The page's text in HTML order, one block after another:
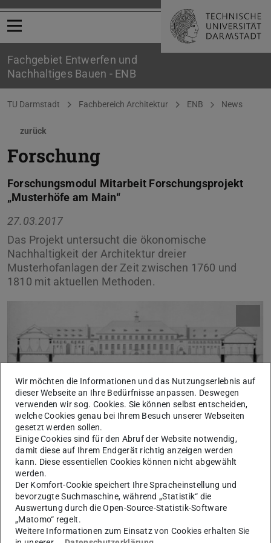
Menü öffnen
Fachgebiet Entwerfen und
Nachhaltiges Bauen - ENB
Sie befinden sich hier:
TU Darmstadt Fachbereich Architektur ENB News
zurück
Forschung
Forschungsmodul Mitarbeit Forschungsprojekt
„Musterhöfe am Main“
27.03.2017
Das Projekt untersucht die ökonomische
Nachhaltigkeit der Architektur dreier
Musterhofanlagen der Zeit zwischen 1760 und
1810 mit aktuellen Methoden.
Bildquelle: Institut für Stadtgeschichte Frankfurt a.M., BA, Regal
B 109.
Die bauhistorische Fragestellung ist, ob ihre
„Landbaukunst“ tatsächlich gegenüber dem traditionellen
ländlichen Bauen vorbildlich war und welches Potential
sie für das kommende Bauen eröffnete.
Tätigkeiten:
- Bauaufnahme / Planzeichnung / Massenaufnahme
Wir möchten die Informationen und das Nutzungserlebnis auf
dieser Webseite an Ihre Bedürfnisse anpassen. Deswegen
verwenden wir sog. Cookies. Sie können selbst entscheiden,
welche Cookies genau bei Ihrem Besuch unserer Webseiten
gesetzt werden sollen.
Einige Cookies sind für den Abruf der Website notwendig,
damit diese auf Ihrem Endgerät richtig anzeigen werden
kann. Diese essentiellen Cookies können nicht abgewählt
werden.
Der Komfort-Cookie speichert Ihre Spracheinstellung und
bevorzugte Suchmaschine, während „Statistik“ die
Auswertung durch die Open-Source-Statistik-Software
„Matomo“ regelt.
Weitere Informationen zum Einsatz von Cookies erhalten Sie